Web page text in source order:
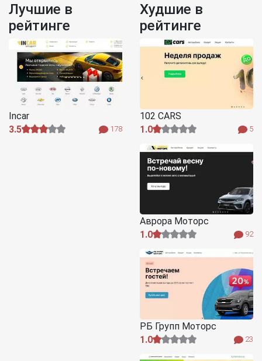
Лучшие в
рейтинге
Incar
3.5
178
Худшие в
рейтинге
102 CARS
1.0
5
Аврора Моторс
1.0
92
РБ Групп Моторс
1.0
23